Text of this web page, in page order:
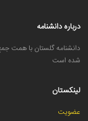
درباره دانشنامه
دانشنامه گلستان با همت
شده است
لینکستان
عضویت